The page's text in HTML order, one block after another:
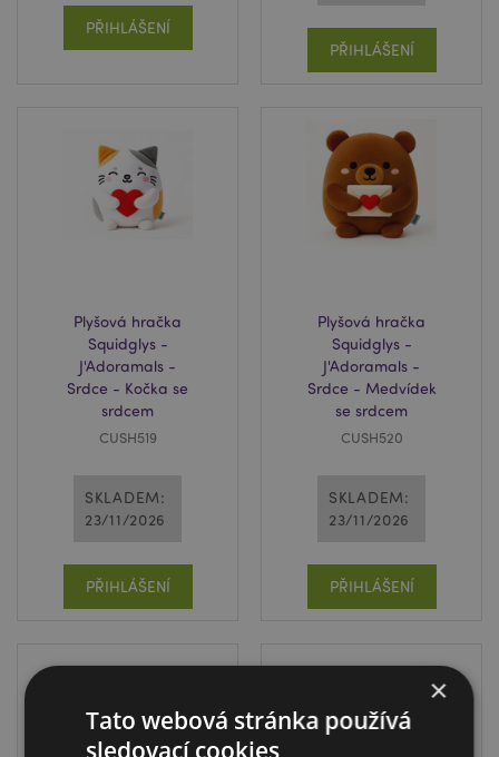
PŘIHLÁŠENÍ
PŘIHLÁŠENÍ
Plyšová hračka
Squidglys -
J'Adoramals -
Srdce - Kočka se
srdcem
CUSH519
SKLADEM:
23/11/2026
PŘIHLÁŠENÍ
Plyšová hračka
Squidglys -
J'Adoramals -
Srdce - Medvídek
se srdcem
CUSH520
SKLADEM:
23/11/2026
PŘIHLÁŠENÍ
×
Tato webová stránka používá
sledovací cookies